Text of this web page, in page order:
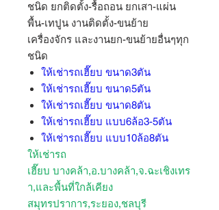
ชนิด ยกติดตั้ง-รื้อถอน ยกเสา-แผ่น
พื้น-เทปูน งานติดตั้ง-ขนย้าย
เครื่องจักร และงานยก-ขนย้ายอื่นๆทุก
ชนิด
ให้เช่ารถเฮี๊ยบ ขนาด3ตัน
ให้เช่ารถเฮี๊ยบ ขนาด5ตัน
ให้เช่ารถเฮี๊ยบ ขนาด8ตัน
ให้เช่ารถเฮี๊ยบ แบบ6ล้อ3-5ตัน
ให้เช่ารถเฮี๊ยบ แบบ10ล้อ8ตัน
ให้เช่ารถ
เฮี๊ยบ บางคล้า,อ.บางคล้า,จ.ฉะเชิงเทร
า,และพื้นที่ใกล้เคียง
สมุทรปราการ,ระยอง,ชลบุรี